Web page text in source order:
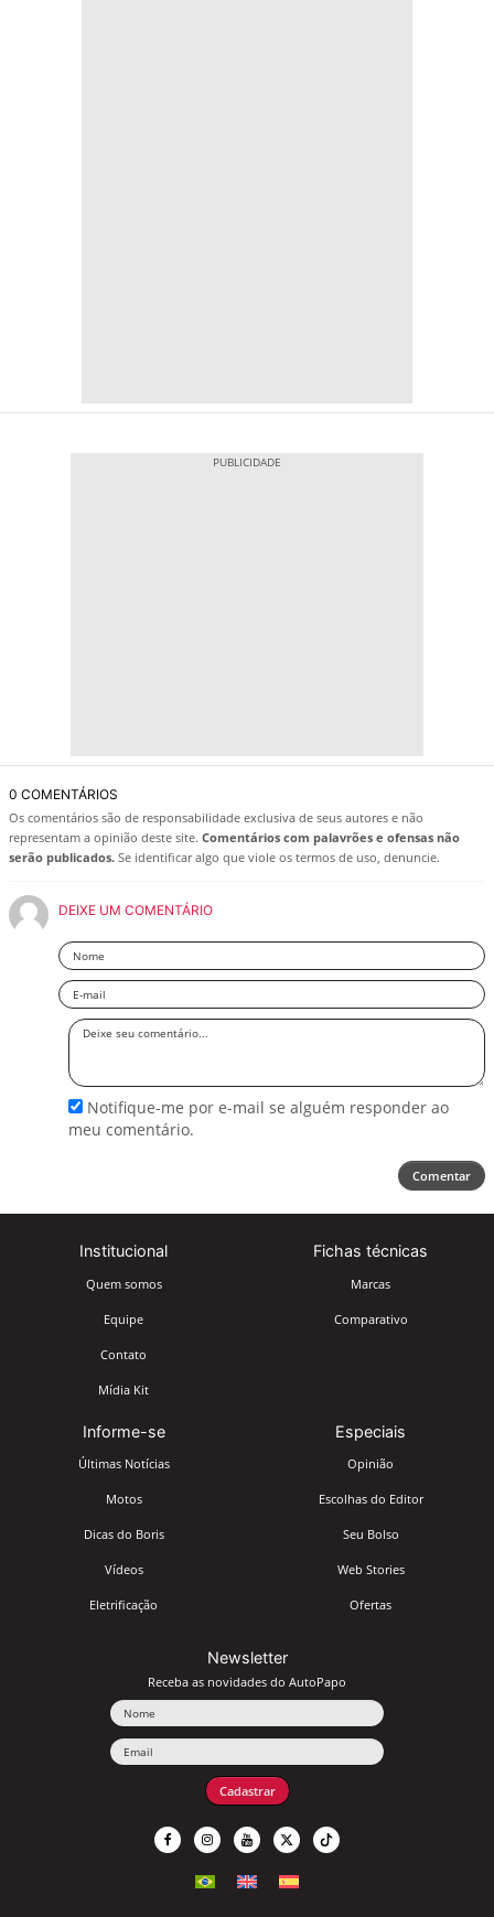
0 COMENTÁRIOS
Os comentários são de responsabilidade exclusiva de seus autores e não
representam a opinião deste site. Comentários com palavrões e ofensas não
serão publicados. Se identificar algo que viole os termos de uso, denuncie.
DEIXE UM COMENTÁRIO
Nome
Email
Deixe
Notifique-me por e-mail se alguém responder ao
meu comentário.
Comentar
Institucional
Quem somos
Equipe
Contato
Mídia Kit
Fichas técnicas
Marcas
Comparativo
Informe-se
Últimas Notícias
Motos
Dicas do Boris
Vídeos
Eletrificação
Especiais
Opinião
Escolhas do Editor
Seu Bolso
Web Stories
Ofertas
Newsletter
Receba as novidades do AutoPapo
Cadastrar